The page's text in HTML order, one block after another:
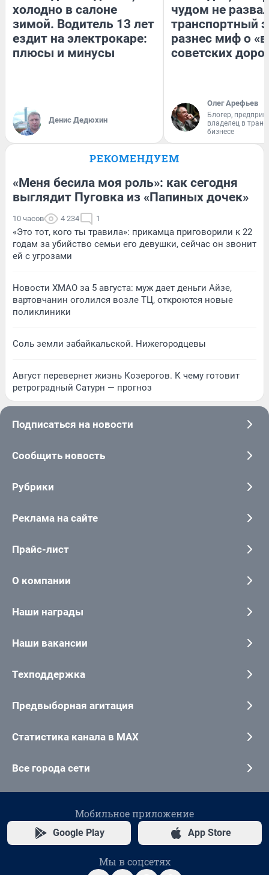
холодно в салоне
зимой. Водитель 13 лет
ездит на электрокаре:
плюсы и минусы
Денис Дедюхин
чудом не
транспортный
разнес миф о
советских
Олег Арефьев
Блогер,
владелец в
бизнесе
РЕКОМЕНДУЕМ
«Меня бесила моя роль»: как сегодня
выглядит Пуговка из «Папиных дочек»
10 часов 4 234 1
«Это тот, кого ты травила»: прикамца приговорили к 22
годам за убийство семьи его девушки, сейчас он звонит
ей с угрозами
Новости ХМАО за 5 августа: муж дает деньги Айзе,
вартовчанин оголился возле ТЦ, откроются новые
поликлиники
Соль земли забайкальской. Нижегородцевы
Август перевернет жизнь Козерогов. К чему готовит
ретроградный Сатурн — прогноз
Подписаться на новости
Сообщить новость
Рубрики
Реклама на сайте
Прайс-лист
О компании
Наши награды
Наши вакансии
Техподдержка
Предвыборная агитация
Статистика канала в MAX
Все города сети
Мобильное приложение
Google Play App Store
Мы в соцсетях